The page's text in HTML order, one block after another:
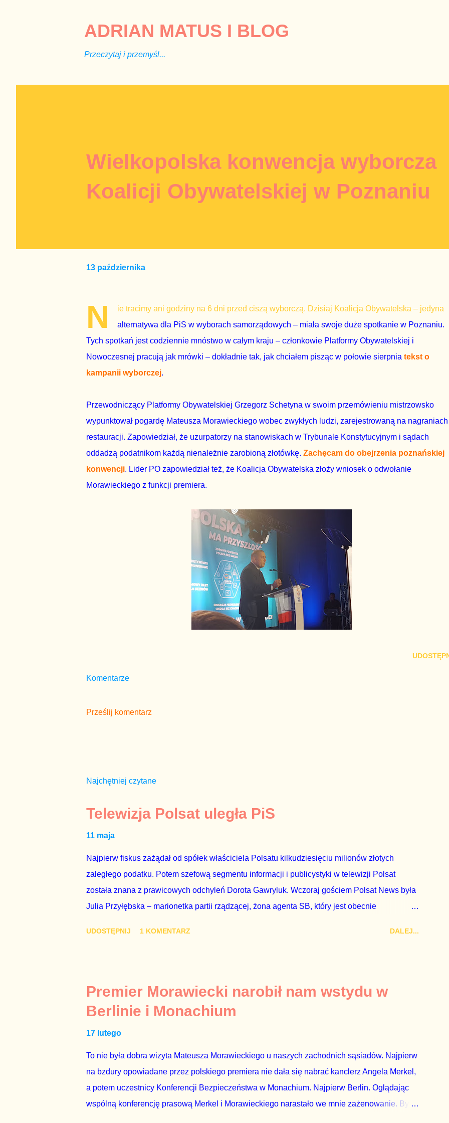
ADRIAN MATUS I BLOG
Przeczytaj i przemyśl...
Wielkopolska konwencja wyborcza
Koalicji Obywatelskiej w Poznaniu
13 października
N
ie tracimy ani godziny na 6 dni przed ciszą wyborczą. Dzisiaj Koalicja Obywatelska – jedyna
alternatywa dla PiS w wyborach samorządowych – miała swoje duże spotkanie w Poznaniu.
Tych spotkań jest codziennie mnóstwo w całym kraju – członkowie Platformy Obywatelskiej i
Nowoczesnej pracują jak mrówki – dokładnie tak, jak chciałem pisząc w połowie sierpnia tekst o
kampanii wyborczej.
Przewodniczący Platformy Obywatelskiej Grzegorz Schetyna w swoim przemówieniu mistrzowsko
wypunktował pogardę Mateusza Morawieckiego wobec zwykłych ludzi, zarejestrowaną na
restauracji. Zapowiedział, że uzurpatorzy na stanowiskach w Trybunale Konstytucyjnym i sądach
oddadzą podatnikom każdą nienależnie zarobioną złotówkę. Zachęcam do obejrzenia poznańskiej
konwencji. Lider PO zapowiedział też, że Koalicja Obywatelska złoży wniosek o odwołanie
Morawieckiego z funkcji premiera.
Komentarze
Prześlij komentarz
Najchętniej czytane
Telewizja Polsat uległa PiS
11 maja
Najpierw fiskus zażądał od spółek właściciela Polsatu kilkudziesięciu milionów złotych
zaległego podatku. Potem szefową segmentu informacji i publicystyki w telewizji Polsat
została znana z prawicowych odchyleń Dorota Gawryluk. Wczoraj gościem Polsat News była
Julia Przyłębska – marionetka partii rządzącej, żona agenta SB, który jest obecnie
z TVP i TVN nie dorastają do pięt. Smutne, że znowu dał się złamać partii Jarosława
Kaczyńskiego. Znowu, bo w 2007 roku też tak się stało. Na kilka tygodni przed
przedterminowymi wyborami parlamentarnymi do biur Solorza politycy PiS wysłali Agencję
Bezpieczeństwa Wewnętrznego, a kilka dni później...
UDOSTĘPNIJ 1 KOMENTARZ DALEJ...
Premier Morawiecki narobił nam wstydu w
Berlinie i Monachium
17 lutego
To nie była dobra wizyta Mateusza Morawieckiego u naszych zachodnich sąsiadów. Najpierw
na bzdury opowiadane przez polskiego premiera nie dała się nabrać kanclerz Angela Merkel,
a potem uczestnicy Konferencji Bezpieczeństwa w Monachium. Najpierw Berlin. Oglądając
wspólną konferencję prasową Merkel i Morawieckiego narastało we mnie zażenowanie. Było